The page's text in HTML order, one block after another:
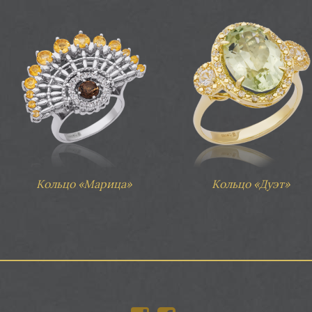
Кольцо «Марица» Кольцо «Дуэт»